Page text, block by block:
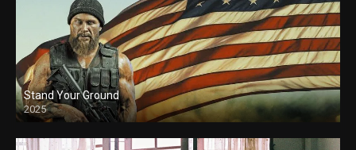
Stand Your Ground
2025